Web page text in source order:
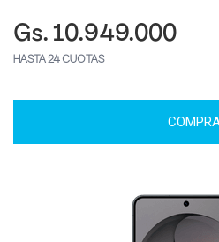
Gs. 10.949.000
HASTA 24 CUOTAS